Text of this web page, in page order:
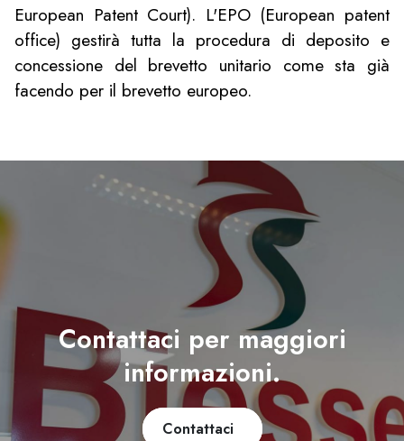
European Patent Court). L'EPO (European patent
office) gestirà tutta la procedura di deposito e
concessione del brevetto unitario come sta già
facendo per il brevetto europeo.
Contattaci per maggiori
informazioni.
Contattaci